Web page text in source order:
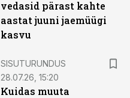
vedasid pärast kahte
aastat juuni jaemüügi
kasvu
SISUTURUNDUS
28.07.26, 15:20
Kuidas muuta